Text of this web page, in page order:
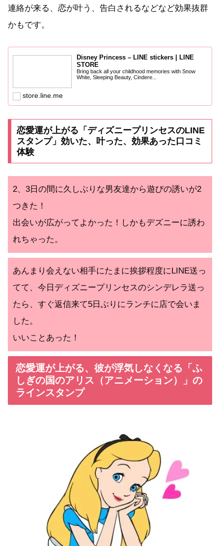
連絡が来る、恋が叶う、告白されるなどなど効果抜群
かもです。
Disney Princess – LINE stickers | LINE
STORE
Bring back all your childhood memories with Snow
White, Sleeping Beauty, Cindere...
store.line.me
恋愛運が上がる「ディズニープリンセスのLINE
スタンプ」効いた、叶った、効果あった口コミ
体験
2、3日の間に久しぶりな男友達から遊びの誘いが2
つきた！
出会いが広がってよかった！しかもデズニーに誘わ
れちゃった。
あんまり会えない相手にたまに挨拶程度にLINE送っ
てて、今日ディズニープリンセスのシンデレラ送っ
たら、すぐ返信来て5日ぶりにランチに店で会いま
した。
いいことあった！
恋愛運が上がる、彼が浮気しなくなる「ふ
しぎの国のアリス（アニメーション）」の
ラインスタンプ